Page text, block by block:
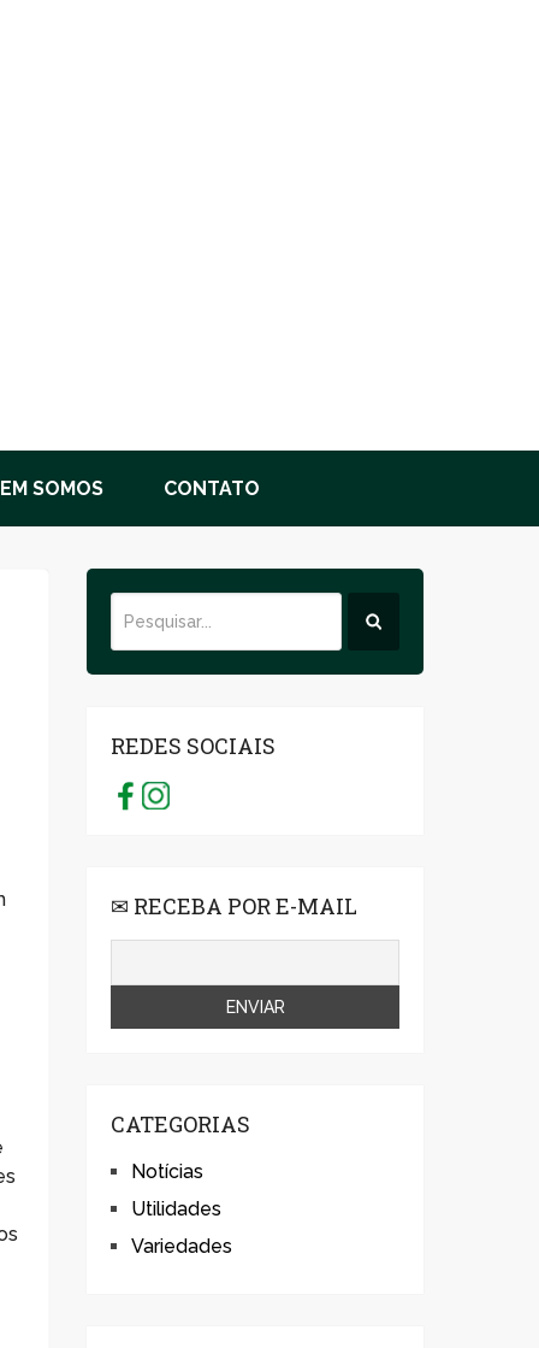
SOMOS CONTATO
REDES SOCIAIS
✉ RECEBA POR E-MAIL
CATEGORIAS
Notícias
Utilidades
Variedades